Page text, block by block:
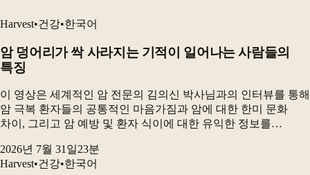
Harvest•건강•한국어
암 덩어리가 싹 사라지는 기적이 일어나는 사람들의
특징
이 영상은 세계적인 암 전문의 김의신 박사님과의 인터뷰를 통해
암 극복 환자들의 공통적인 마음가짐과 암에 대한 한미 문화
차이, 그리고 암 예방 및 환자 식이에 대한 유익한 정보를
부정적인 영향과 긍정적인 사고방식의 중요성을 강조하며...
2026년 7월 31일23분
Harvest•건강•한국어